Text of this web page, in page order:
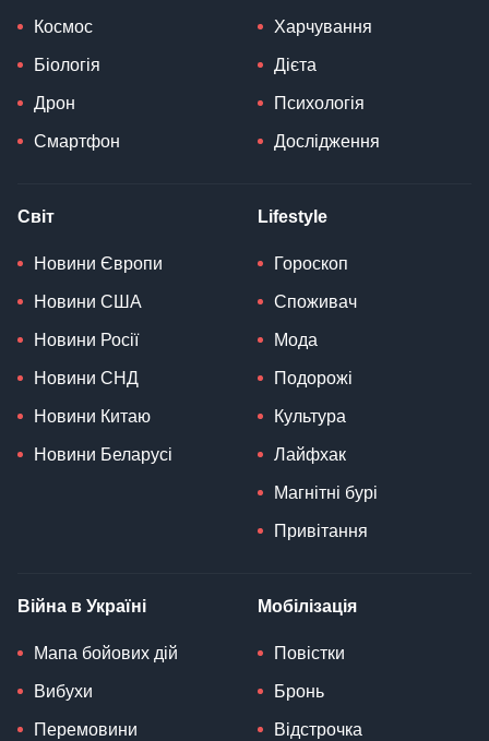
Космос
Біологія
Дрон
Смартфон
Харчування
Дієта
Психологія
Дослідження
Світ
Новини Європи
Новини США
Новини Росії
Новини СНД
Новини Китаю
Новини Беларусі
Lifestyle
Гороскоп
Споживач
Мода
Подорожі
Культура
Лайфхак
Магнітні бурі
Привітання
Війна в Україні
Мапа бойових дій
Вибухи
Перемовини
Мобілізація
Повістки
Бронь
Відстрочка